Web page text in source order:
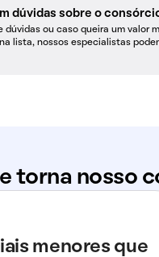
dúvidas sobre o
dúvidas ou caso queira um valor
lista, nossos especialistas
torna nosso
menores que